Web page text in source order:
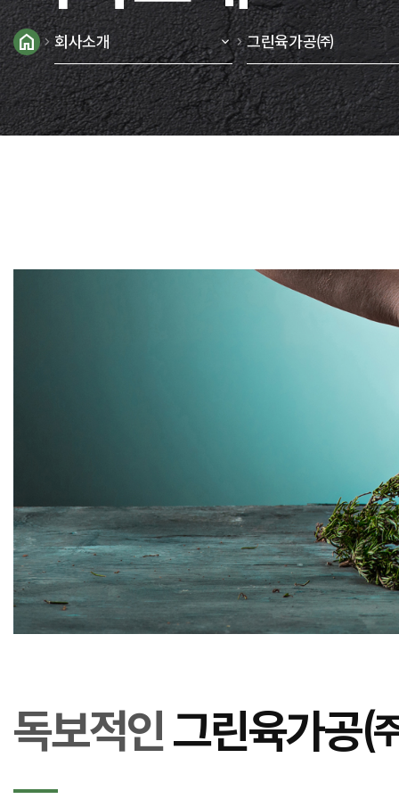
homechevron_right회사소개 keyboard_arrow_down chevron_right그린육가공㈜
독보적인그린육가공